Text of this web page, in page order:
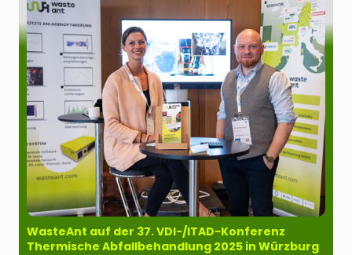
WasteAnt auf der 37. VDI-/ITAD-Konferenz
Thermische Abfallbehandlung 2025 in Würzburg